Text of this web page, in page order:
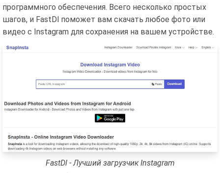
программного обеспечения. Всего несколько простых
шагов, и FastDl поможет вам скачать любое фото или
видео с Instagram для сохранения на вашем устройстве.
FastDl - Лучший загрузчик Instagram